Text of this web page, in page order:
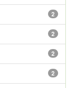
2
2
2
2